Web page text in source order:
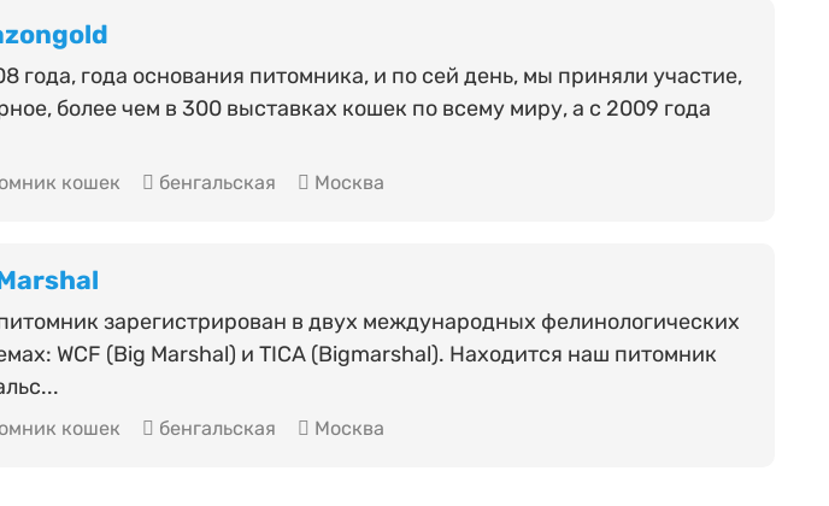
года, года основания питомника, и по сей день, мы приняли участие,
более чем в 300 выставках кошек по всему миру, а с 2009 года
кошек бенгальская Москва
зарегистрирован в двух международных фелинологических
WCF (Big Marshal) и TICA (Bigmarshal). Находится наш питомник
кошек бенгальская Москва